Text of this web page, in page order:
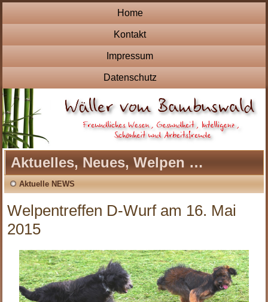
Home
Kontakt
Impressum
Datenschutz
Aktuelles, Neues, Welpen …
Aktuelle NEWS
Welpentreffen D-Wurf am 16. Mai
2015